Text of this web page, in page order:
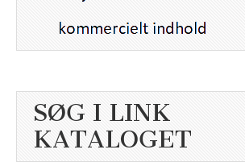
SØG I LINK
KATALOGET